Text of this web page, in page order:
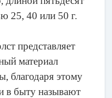
25, 40 или 50 г.
представляет
материал
благодаря этому
в быту называют